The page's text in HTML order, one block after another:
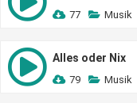
77 Musik
Alles oder Nix
79 Musik